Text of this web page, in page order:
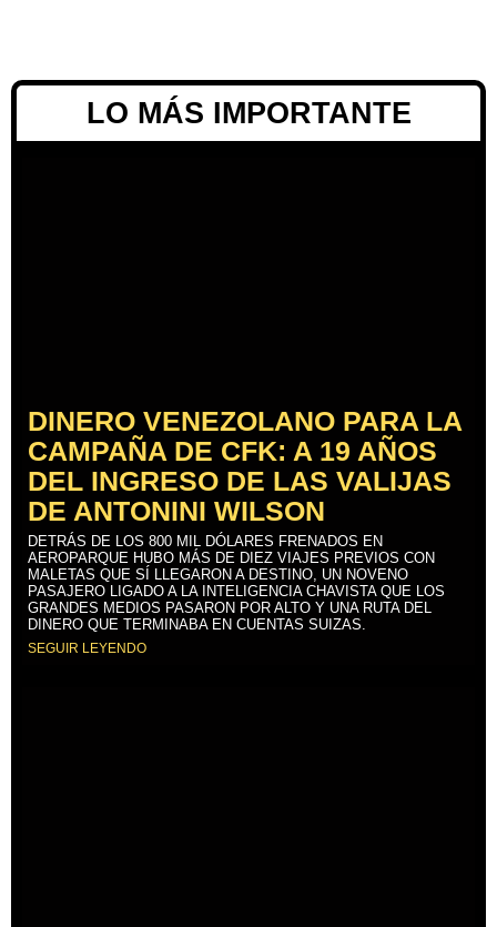
LO MÁS IMPORTANTE
DINERO VENEZOLANO PARA LA
CAMPAÑA DE CFK: A 19 AÑOS
DEL INGRESO DE LAS VALIJAS
DE ANTONINI WILSON
DETRÁS DE LOS 800 MIL DÓLARES FRENADOS EN
AEROPARQUE HUBO MÁS DE DIEZ VIAJES PREVIOS CON
MALETAS QUE SÍ LLEGARON A DESTINO, UN NOVENO
PASAJERO LIGADO A LA INTELIGENCIA CHAVISTA QUE LOS
GRANDES MEDIOS PASARON POR ALTO Y UNA RUTA DEL
DINERO QUE TERMINABA EN CUENTAS SUIZAS.
SEGUIR LEYENDO